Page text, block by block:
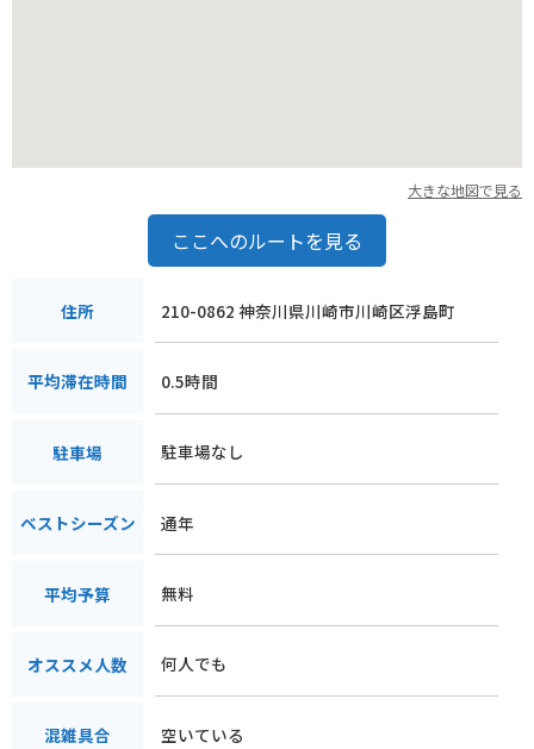
大きな地図で見る
ここへのルートを見る
住所 210-0862 神奈川県川崎市川崎区浮島町
平均滞在時間 0.5時間
駐車場 駐車場なし
ベストシーズン 通年
平均予算 無料
オススメ人数 何人でも
混雑具合 空いている